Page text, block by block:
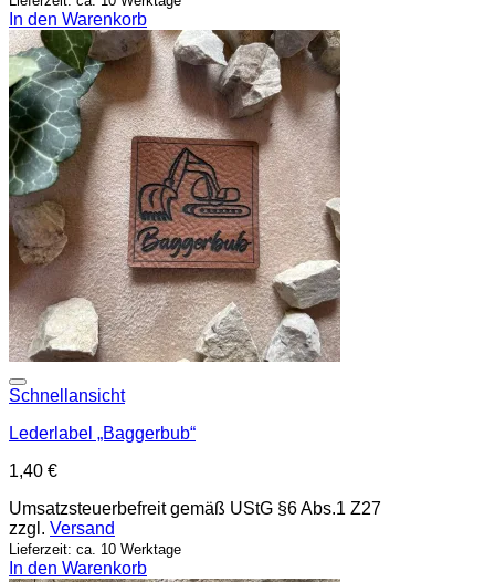
In den Warenkorb
Schnellansicht
Lederlabel „Baggerbub“
1,40 €
Umsatzsteuerbefreit gemäß UStG §6 Abs.1 Z27
zzgl. Versand
Lieferzeit: ca. 10 Werktage
In den Warenkorb